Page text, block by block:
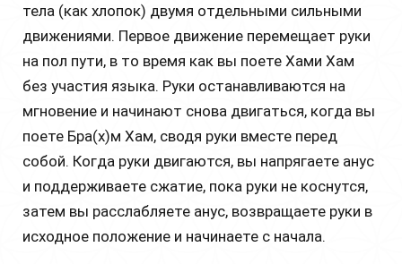
тела (как хлопок) двумя отдельными сильными
движениями. Первое движение перемещает руки
на пол пути, в то время как вы поете Хами Хам
без участия языка. Руки останавливаются на
мгновение и начинают снова двигаться, когда вы
поете Бра(х)м Хам, сводя руки вместе перед
собой. Когда руки двигаются, вы напрягаете анус
и поддерживаете сжатие, пока руки не коснутся,
затем вы расслабляете анус, возвращаете руки в
исходное положение и начинаете с начала.